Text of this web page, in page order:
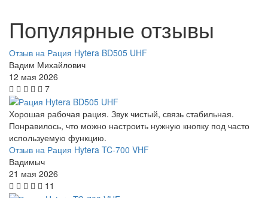
Популярные отзывы
Отзыв на Рация Hytera BD505 UHF
Вадим Михайлович
12 мая 2026
7
Хорошая рабочая рация. Звук чистый, связь стабильная.
Понравилось, что можно настроить нужную кнопку под часто
используемую функцию.
Отзыв на Рация Hytera TC-700 VHF
Вадимыч
21 мая 2026
11